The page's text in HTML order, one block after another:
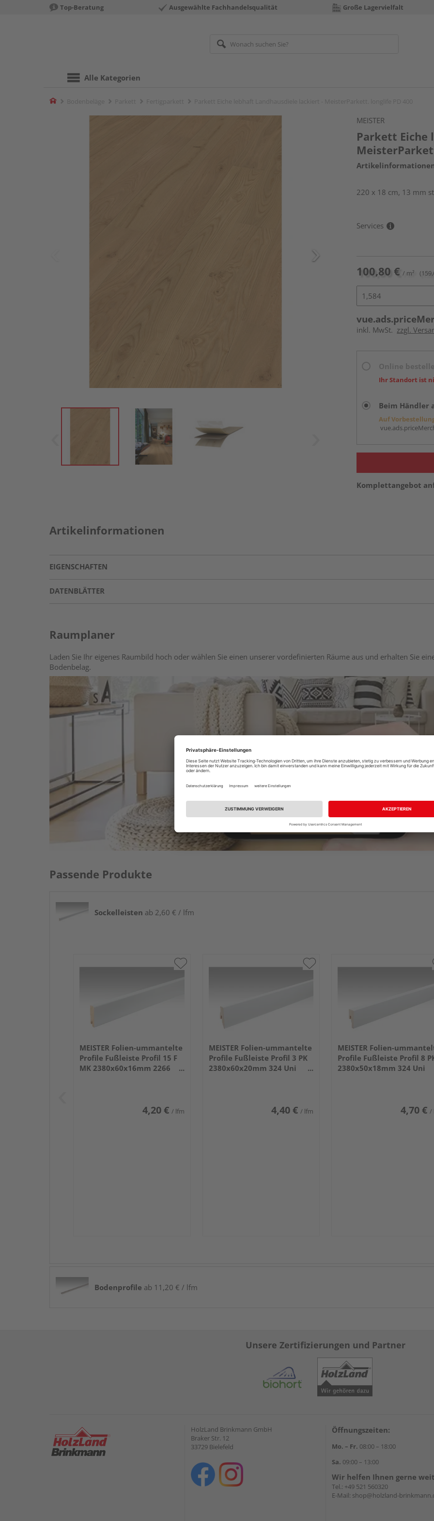
Top-Beratung Ausgewählte Fachhandelsqualität Große Lagervielfalt
Alle Kategorien
Home
MEISTER
Parkett Eiche
220 x 18 cm, 13 mm
Services
100,80 € / m²
inkl. MwSt. zzgl.
Ihr Standort ist
Beim Händler
Auf
Komplettangebot
Artikelinformationen
EIGENSCHAFTEN
DATENBLÄTTER
Raumplaner
Laden Sie Ihr eigenes Raumbild hoch oder wählen Sie einen unserer vordefinierten Räume aus und erhalten Sie
Bodenbelag.
Raumplaner
Passende Produkte
Sockelleisten ab 2,60 € / lfm
MEISTER Folien-ummantelte
Profile Fußleiste Profil 15 F
MK 2380x60x16mm 2266
4,20 € / lfm
MEISTER Folien-ummantelte
Profile Fußleiste Profil 3 PK
2380x60x20mm 324 Uni
4,40 € / lfm
MEISTER Folien-
Profile Fußleiste Profil 8
2380x50x18mm 324 Uni
4,70 € /
Bodenprofile ab 11,20 € / lfm
Unsere Zertifizierungen und Partner
HolzLand Brinkmann GmbH
Braker Str. 12
33729 Bielefeld
Öffnungszeiten:
Mo. – Fr. 08:00 – 18:00
Sa. 09:00 – 13:00
Wir helfen Ihnen gerne
Tel.: +49 521 560320
E-Mail: shop@holzland-